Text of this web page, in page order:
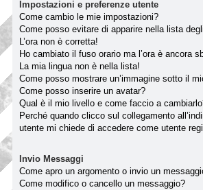
Impostazioni e preferenze utente
Come cambio le mie impostazioni?
Come posso evitare di apparire nella lista
L’ora non è corretta!
Ho cambiato il fuso orario ma l’ora è ancora
La mia lingua non è nella lista!
Come posso mostrare un’immagine sotto il
Come posso inserire un avatar?
Qual è il mio livello e come faccio a
Perché quando clicco sul collegamento
utente mi chiede di accedere come utente
Invio Messaggi
Come apro un argomento o invio un
Come modifico o cancello un messaggio?